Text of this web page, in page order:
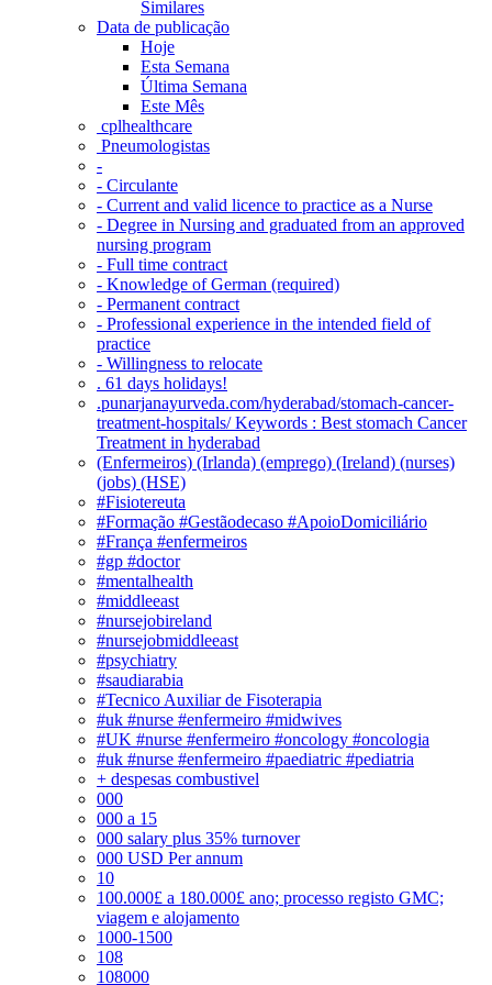
Similares
Data de publicação
Hoje
Esta Semana
Última Semana
Este Mês
‎ cplhealthcare‬
Pneumologistas
-
- Circulante
- Current and valid licence to practice as a Nurse
- Degree in Nursing and graduated from an approved
nursing program
- Full time contract
- Knowledge of German (required)
- Permanent contract
- Professional experience in the intended field of
practice
- Willingness to relocate
. 61 days holidays!
.punarjanayurveda.com/hyderabad/stomach-cancer-
treatment-hospitals/ Keywords : Best stomach Cancer
Treatment in hyderabad
(Enfermeiros) (Irlanda) (emprego) (Ireland) (nurses)
(jobs) (HSE)
#Fisiotereuta
#Formação #Gestãodecaso #ApoioDomiciliário
#França #enfermeiros
#gp #doctor
#mentalhealth
#middleeast
#nursejobireland
#nursejobmiddleeast
#psychiatry
#saudiarabia
#Tecnico Auxiliar de Fisoterapia
#uk #nurse #enfermeiro #midwives
#UK #nurse #enfermeiro #oncology #oncologia
#uk #nurse #enfermeiro #paediatric #pediatria
+ despesas combustivel
000
000 a 15
000 salary plus 35% turnover
000 USD Per annum
10
100.000£ a 180.000£ ano; processo registo GMC;
viagem e alojamento
1000-1500
108
108000